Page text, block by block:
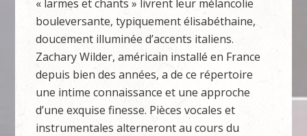
« larmes et chants » livrent leur mélancolie
bouleversante, typiquement élisabéthaine,
doucement illuminée d’accents italiens.
Zachary Wilder, américain installé en France
depuis bien des années, a de ce répertoire
une intime connaissance et une approche
d’une exquise finesse. Pièces vocales et
instrumentales alterneront au cours du